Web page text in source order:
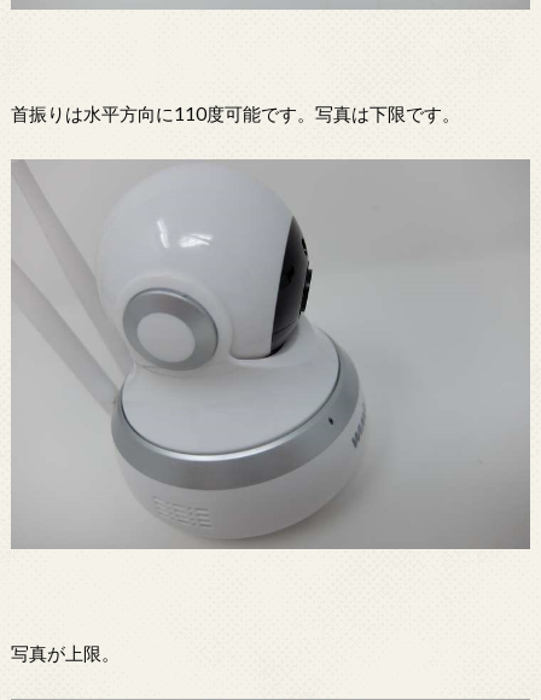
首振りは水平方向に110度可能です。写真は下限です。
写真が上限。